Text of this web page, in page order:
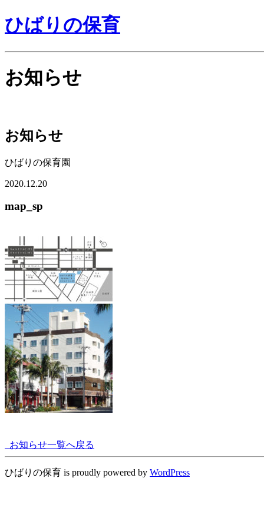
ひばりの保育
お知らせ
お知らせ
ひばりの保育園
2020.12.20
map_sp
お知らせ一覧へ戻る
ひばりの保育 is proudly powered by WordPress